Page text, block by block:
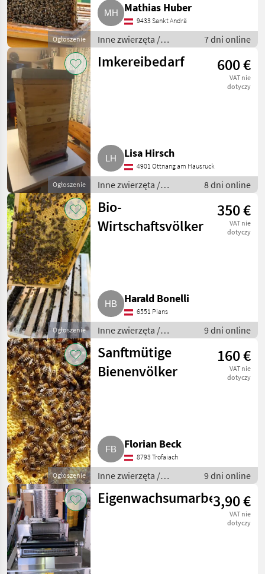
Ogłoszenie
Mathias Huber
9433 Sankt Andrä
Inne zwierzęta /
Pszczoły i
pszczelarstwo
7 dni online
Ogłoszenie
Imkereibedarf 600 €
VAT nie
dotyczy
Lisa Hirsch
4901 Ottnang am Hausruck
Inne zwierzęta /
Pszczoły i
pszczelarstwo
8 dni online
Ogłoszenie
Bio-
Wirtschaftsvölker
350 €
VAT nie
dotyczy
Harald Bonelli
6551 Pians
Inne zwierzęta /
Pszczoły i
pszczelarstwo
9 dni online
Ogłoszenie
Sanftmütige
Bienenvölker
160 €
VAT nie
dotyczy
Florian Beck
8793 Trofaiach
Inne zwierzęta /
Pszczoły i
pszczelarstwo
9 dni online
Eigenwachsumarbeitung
3,90 €
VAT nie
dotyczy